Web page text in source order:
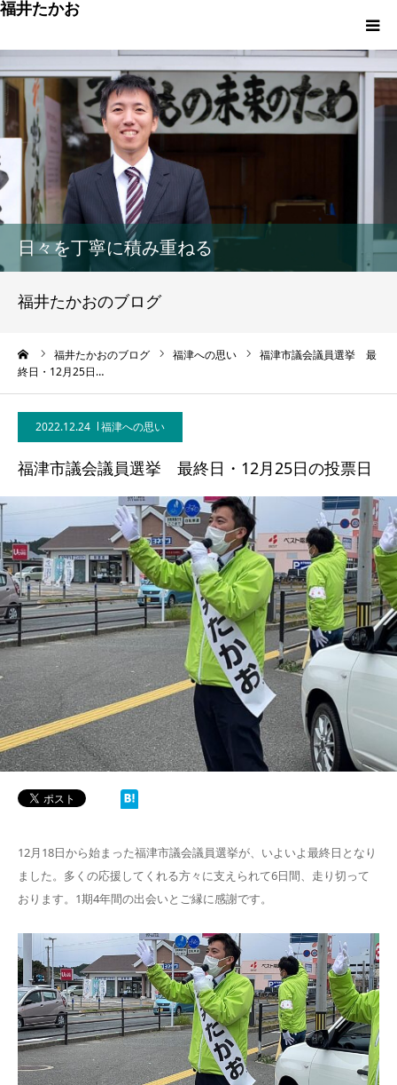
福井たかお
日々を丁寧に積み重ねる
福井たかおのブログ
福井たかおのブログ 福津への思い
福津市議会議員選挙 最
終日・12月25日…
2022.12.24 福津への思い
福津市議会議員選挙 最終日・12月25日の投票日
12月18日から始まった福津市議会議員選挙が、いよいよ最終日となり
ました。多くの応援してくれる方々に支えられて6日間、走り切って
おります。1期4年間の出会いとご縁に感謝です。
福津への想いと実績
重点政策と市役所活性化策
プロフィール
市政方針ーまちの未来を再設計ー